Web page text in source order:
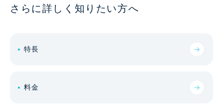
さらに詳しく知りたい方へ
特長
料金